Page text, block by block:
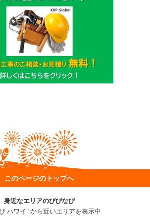
このページのトップへ
身近なエリアのびびなび
ハワイ" から近いエリアを表示中